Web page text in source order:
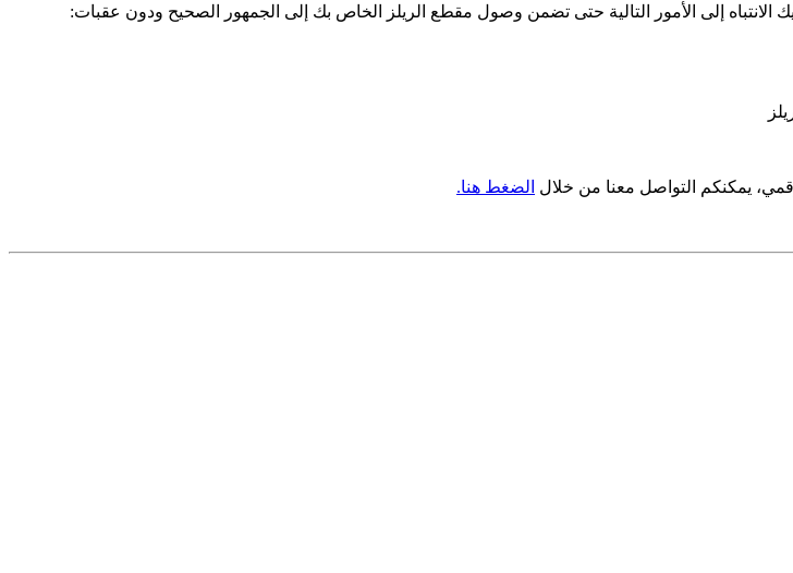
إلى الأمور التالية حتى تضمن وصول مقطع الريلز الخاص بك إلى الجمهور الصحيح ودون عقبات:
يمكنكم التواصل معنا من خلال الضغط هنا.